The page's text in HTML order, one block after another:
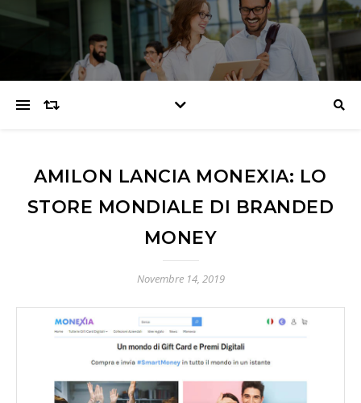
AMILON LANCIA MONEXIA: LO
STORE MONDIALE DI BRANDED
MONEY
Novembre 14, 2019